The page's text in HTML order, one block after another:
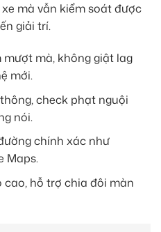
mà vẫn kiểm soát được
giải trí.
mà, không giật lag
mới.
check phạt nguội
nói.
chính xác như
Maps.
hỗ trợ chia đôi màn